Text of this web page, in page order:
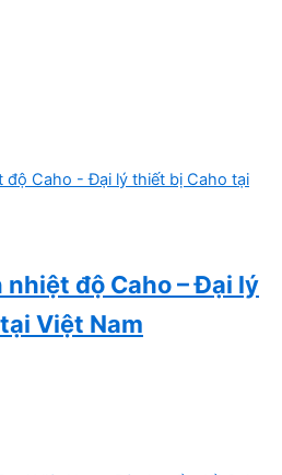
nhiệt độ Caho – Đại lý
Việt Nam